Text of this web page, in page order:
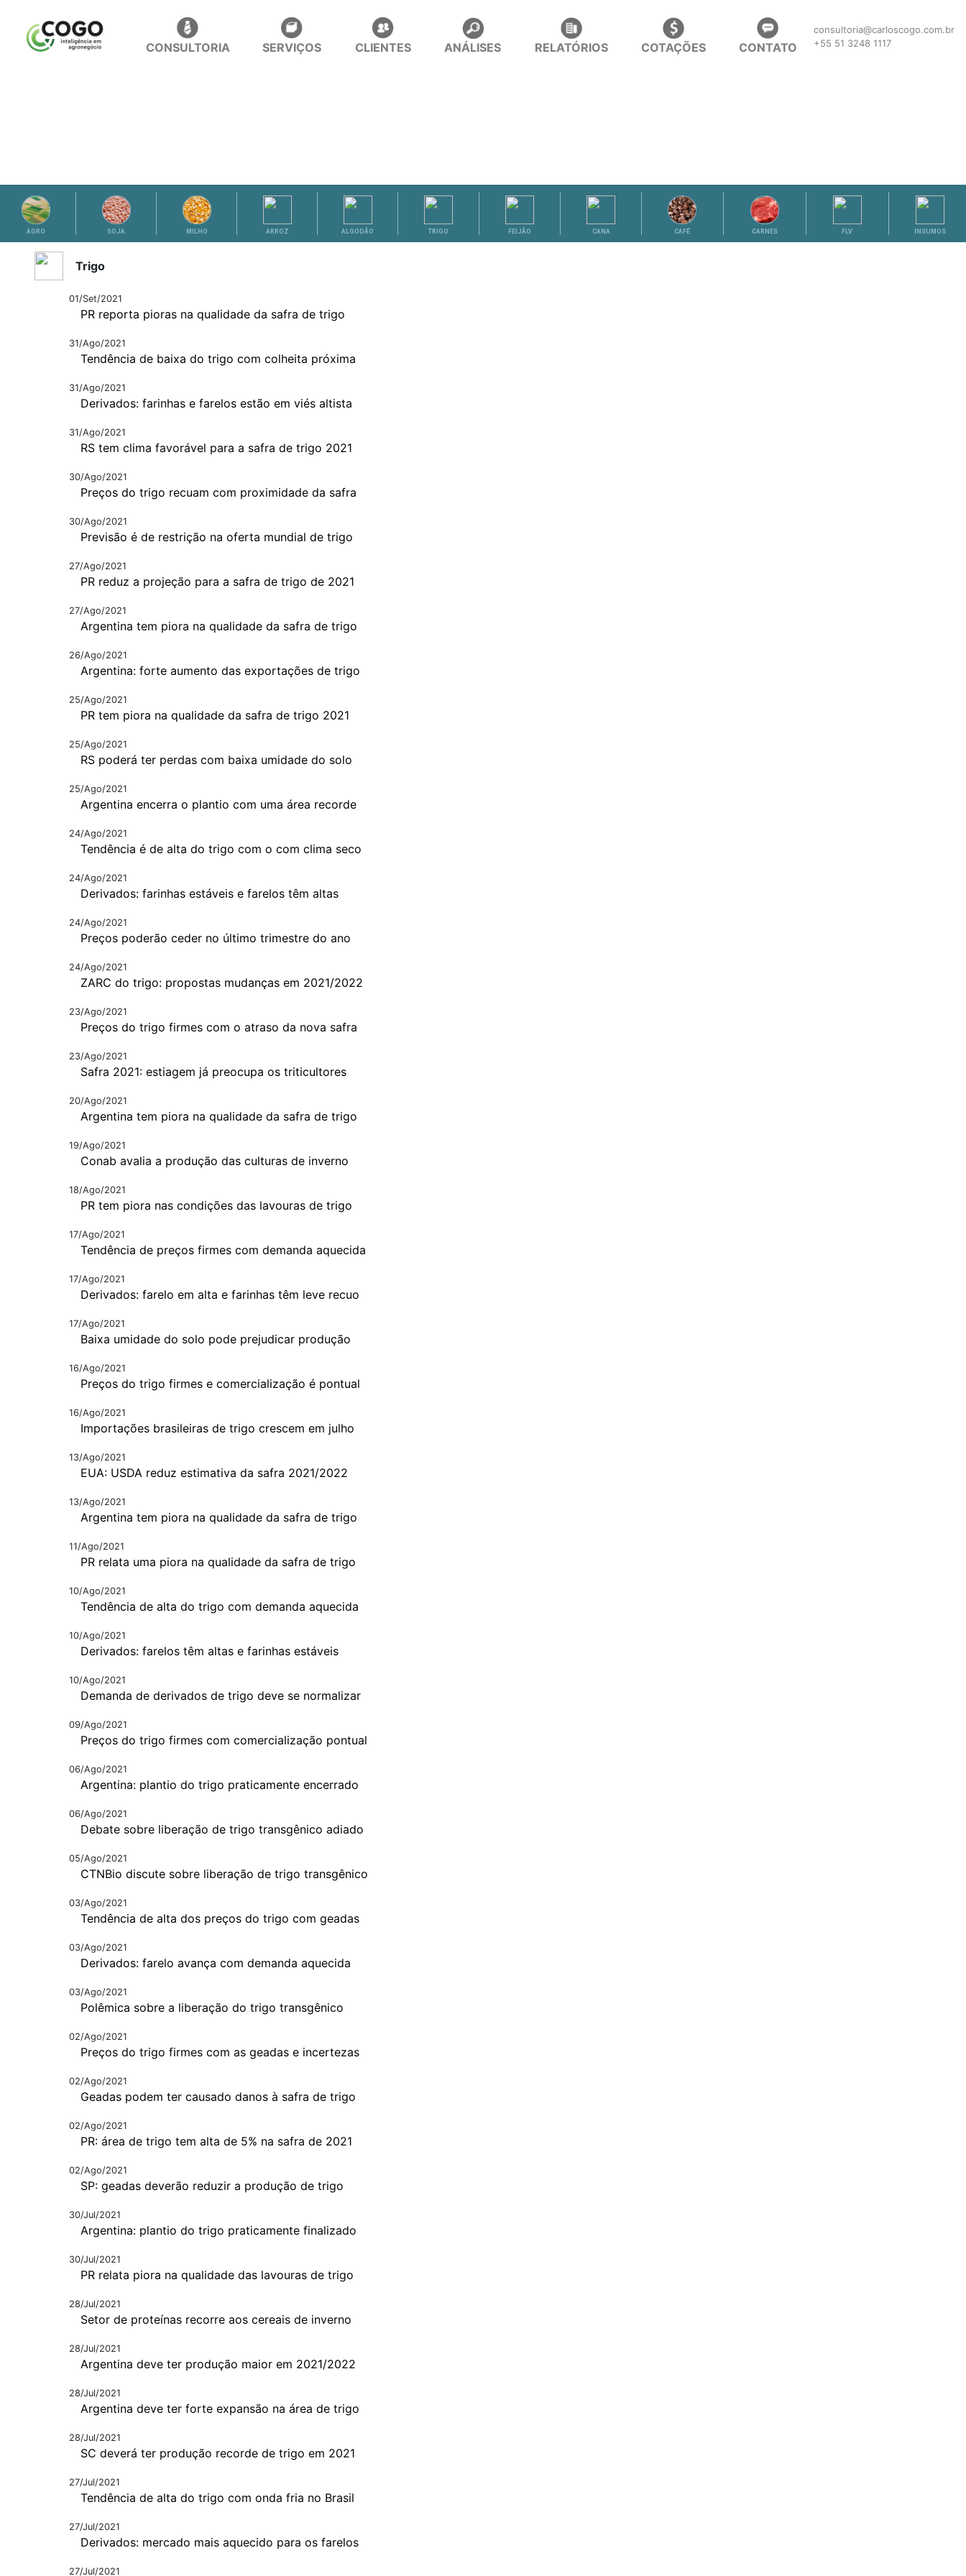
CONSULTORIA SERVIÇOS CLIENTES ANÁLISES RELATÓRIOS COTAÇÕES CONTATO
consultoria@carloscogo.com.br
+55 51 3248 1117
AGRO SOJA MILHO ARROZ ALGODÃO TRIGO FEIJÃO CANA CAFÉ CARNES FLV INSUMOS
Trigo
01/Set/2021
PR reporta pioras na qualidade da safra de trigo
31/Ago/2021
Tendência de baixa do trigo com colheita próxima
31/Ago/2021
Derivados: farinhas e farelos estão em viés altista
31/Ago/2021
RS tem clima favorável para a safra de trigo 2021
30/Ago/2021
Preços do trigo recuam com proximidade da safra
30/Ago/2021
Previsão é de restrição na oferta mundial de trigo
27/Ago/2021
PR reduz a projeção para a safra de trigo de 2021
27/Ago/2021
Argentina tem piora na qualidade da safra de trigo
26/Ago/2021
Argentina: forte aumento das exportações de trigo
25/Ago/2021
PR tem piora na qualidade da safra de trigo 2021
25/Ago/2021
RS poderá ter perdas com baixa umidade do solo
25/Ago/2021
Argentina encerra o plantio com uma área recorde
24/Ago/2021
Tendência é de alta do trigo com o com clima seco
24/Ago/2021
Derivados: farinhas estáveis e farelos têm altas
24/Ago/2021
Preços poderão ceder no último trimestre do ano
24/Ago/2021
ZARC do trigo: propostas mudanças em 2021/2022
23/Ago/2021
Preços do trigo firmes com o atraso da nova safra
23/Ago/2021
Safra 2021: estiagem já preocupa os triticultores
20/Ago/2021
Argentina tem piora na qualidade da safra de trigo
19/Ago/2021
Conab avalia a produção das culturas de inverno
18/Ago/2021
PR tem piora nas condições das lavouras de trigo
17/Ago/2021
Tendência de preços firmes com demanda aquecida
17/Ago/2021
Derivados: farelo em alta e farinhas têm leve recuo
17/Ago/2021
Baixa umidade do solo pode prejudicar produção
16/Ago/2021
Preços do trigo firmes e comercialização é pontual
16/Ago/2021
Importações brasileiras de trigo crescem em julho
13/Ago/2021
EUA: USDA reduz estimativa da safra 2021/2022
13/Ago/2021
Argentina tem piora na qualidade da safra de trigo
11/Ago/2021
PR relata uma piora na qualidade da safra de trigo
10/Ago/2021
Tendência de alta do trigo com demanda aquecida
10/Ago/2021
Derivados: farelos têm altas e farinhas estáveis
10/Ago/2021
Demanda de derivados de trigo deve se normalizar
09/Ago/2021
Preços do trigo firmes com comercialização pontual
06/Ago/2021
Argentina: plantio do trigo praticamente encerrado
06/Ago/2021
Debate sobre liberação de trigo transgênico adiado
05/Ago/2021
CTNBio discute sobre liberação de trigo transgênico
03/Ago/2021
Tendência de alta dos preços do trigo com geadas
03/Ago/2021
Derivados: farelo avança com demanda aquecida
03/Ago/2021
Polêmica sobre a liberação do trigo transgênico
02/Ago/2021
Preços do trigo firmes com as geadas e incertezas
02/Ago/2021
Geadas podem ter causado danos à safra de trigo
02/Ago/2021
PR: área de trigo tem alta de 5% na safra de 2021
02/Ago/2021
SP: geadas deverão reduzir a produção de trigo
30/Jul/2021
Argentina: plantio do trigo praticamente finalizado
30/Jul/2021
PR relata piora na qualidade das lavouras de trigo
28/Jul/2021
Setor de proteínas recorre aos cereais de inverno
28/Jul/2021
Argentina deve ter produção maior em 2021/2022
28/Jul/2021
Argentina deve ter forte expansão na área de trigo
28/Jul/2021
SC deverá ter produção recorde de trigo em 2021
27/Jul/2021
Tendência de alta do trigo com onda fria no Brasil
27/Jul/2021
Derivados: mercado mais aquecido para os farelos
27/Jul/2021